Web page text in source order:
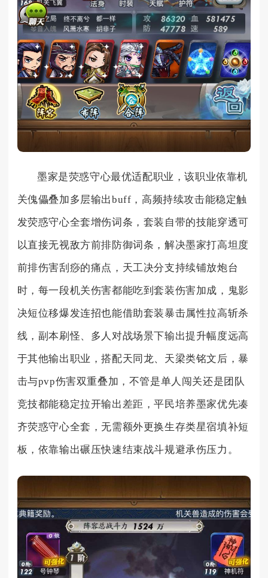
墨家是荧惑守心最优适配职业，该职业依靠机
关傀儡叠加多层输出buff，高频持续攻击能稳定触
发荧惑守心全套增伤词条，套装自带的技能穿透可
以直接无视敌方前排防御词条，解决墨家打高坦度
前排伤害刮痧的痛点，天工决分支持续铺放炮台
时，每一段机关伤害都能吃到套装伤害加成，鬼影
决短位移爆发连招也能借助套装暴击属性拉高斩杀
线，副本刷怪、多人对战场景下输出提升幅度远高
于其他输出职业，搭配天同龙、天梁类铭文后，暴
击与pvp伤害双重叠加，不管是单人闯关还是团队
竞技都能稳定拉开输出差距，平民培养墨家优先凑
齐荧惑守心全套，无需额外更换生存类星宿填补短
板，依靠输出碾压快速结束战斗规避承伤压力。